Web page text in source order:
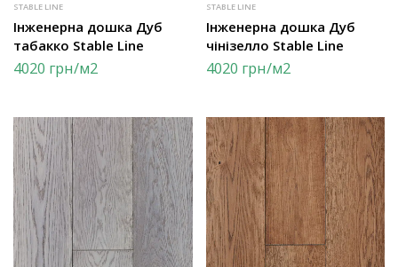
STABLE LINE
Інженерна дошка Дуб
табакко Stable Line
4020 грн/м2
STABLE LINE
Інженерна дошка Дуб
чінізелло Stable Line
4020 грн/м2